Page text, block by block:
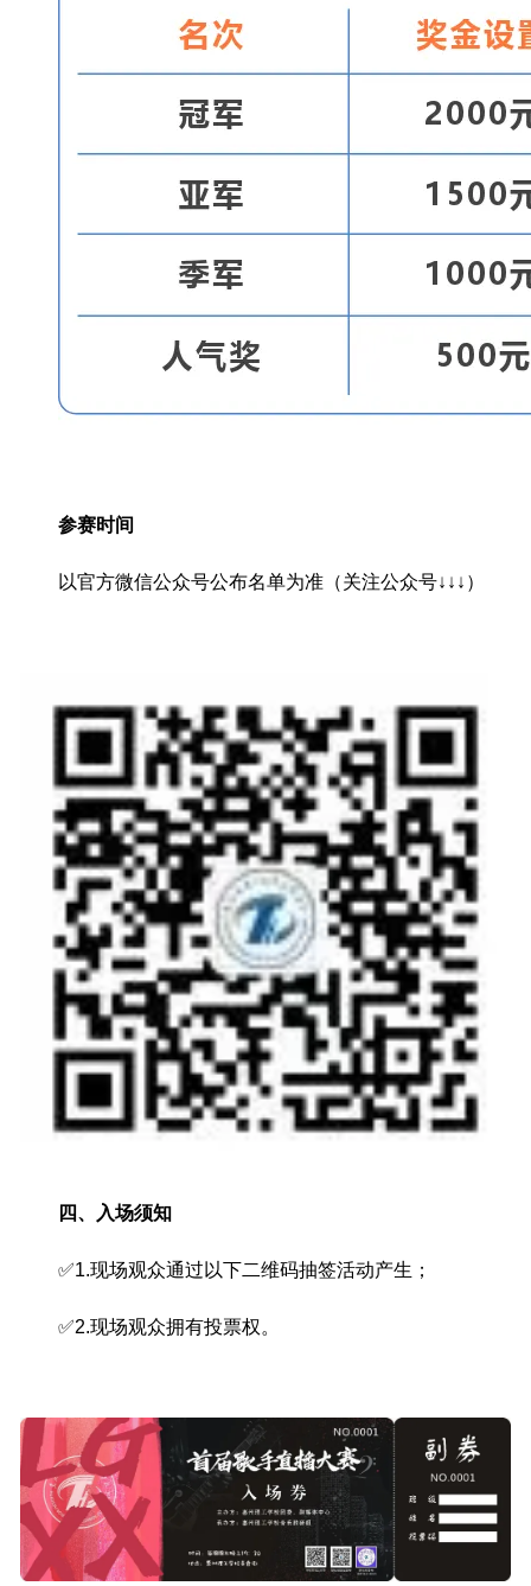
参赛时间
以官方微信公众号公布名单为准（关注公众号↓↓↓）
四、入场须知
✅1.现场观众通过以下二维码抽签活动产生；
✅2.现场观众拥有投票权。